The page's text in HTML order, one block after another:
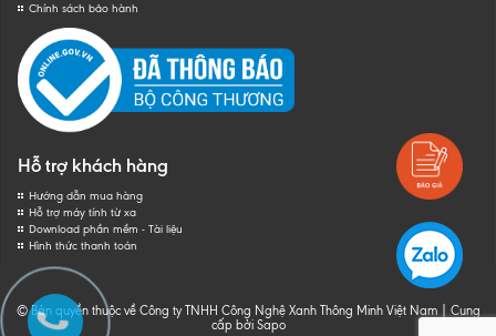
Chính sách bảo hành
Hỗ trợ khách hàng
Hướng dẫn mua hàng
Hỗ trợ máy tính từ xa
Download phần mềm - Tài liệu
Hình thức thanh toán
© Bản quyền thuộc về Công ty TNHH Công Nghệ Xanh Thông Minh Việt Nam
Cung
cấp bởi Sapo